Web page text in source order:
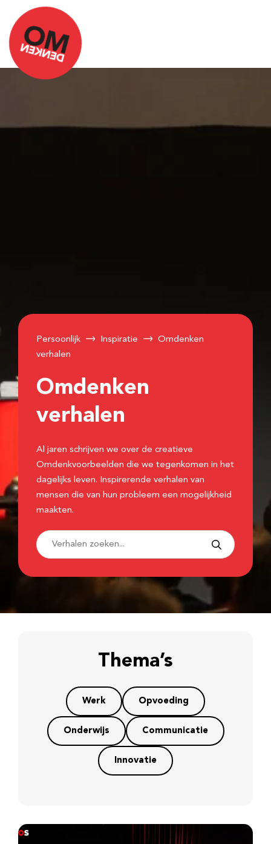
Persoonlijk Inspiratie
Omdenken
verhalen
Omdenken
verhalen
Al jaren schrijven we over de creatieve
Omdenkvoorbeelden die we tegenkomen in het
dagelijks leven. Inspirerende verhalen van
mensen die van hun probleem een mogelijkheid
maakten.
Thema’s
Werk Opvoeding
Onderwijs Communicatie
Innovatie